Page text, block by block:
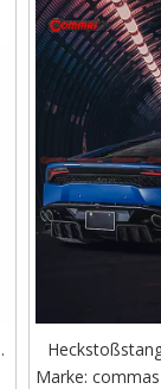
aus Kohlefaser
Marke: commas